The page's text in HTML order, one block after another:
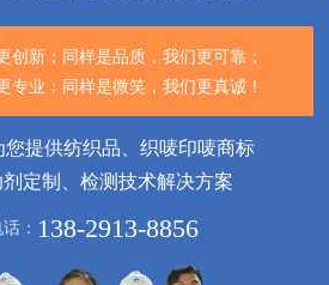
创新； 同样是品质，我们更可靠；
专业； 同样是微笑，我们更真诚！
提供纺织品、织唛印唛商标
定制、检测技术解决方案
： 138-2913-8856